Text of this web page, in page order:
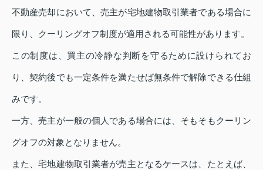
不動産売却において、売主が宅地建物取引業者である場合に
限り、クーリングオフ制度が適用される可能性があります。
この制度は、買主の冷静な判断を守るために設けられてお
り、契約後でも一定条件を満たせば無条件で解除できる仕組
みです。
一方、売主が一般の個人である場合には、そもそもクーリン
グオフの対象となりません。
また、宅地建物取引業者が売主となるケースは、たとえば、